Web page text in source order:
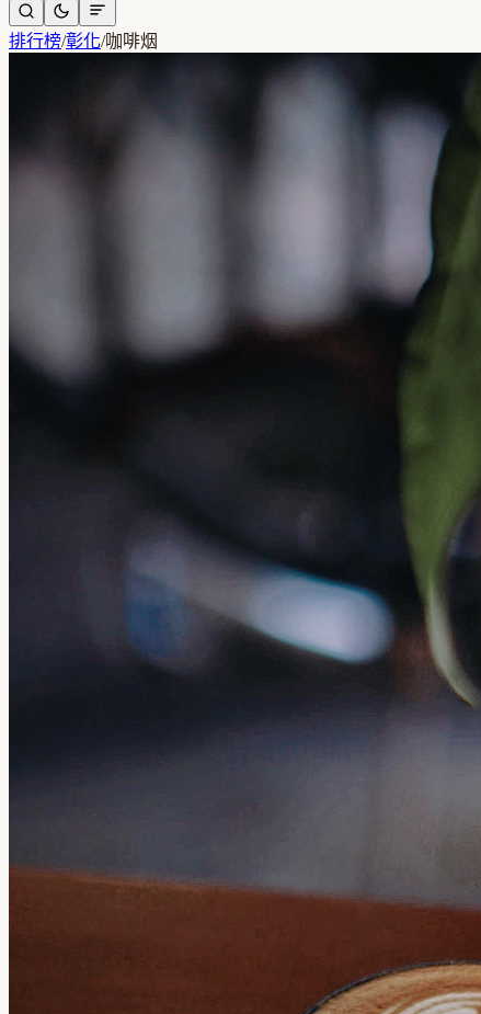
排行榜/彰化/咖啡烟